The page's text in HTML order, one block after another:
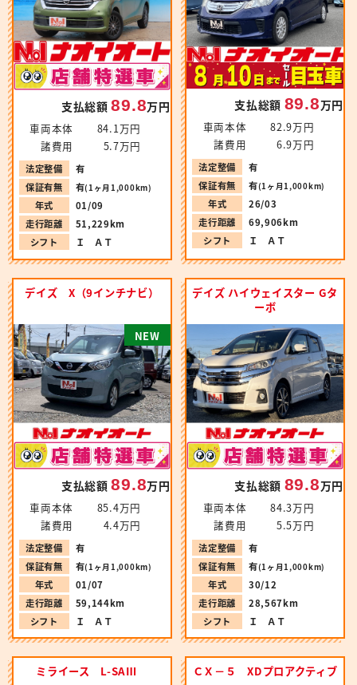
支払総額89.8万円
車両本体
84.1万円
諸費用
5.7万円
法定整備
有
保証有無
有(1ヶ月1,000km)
年式
01/09
走行距離
51,229km
シフト
Ｉ ＡＴ
支払総額 89.8万円
車両本体
82.9万円
諸費用
6.9万円
法定整備
有
保証有無
有(1ヶ月1,000km)
年式
26/03
走行距離
69,906km
シフト
Ｉ ＡＴ
デイズ X（9インチナビ）
NE W
支払総額89.8万円
車両本体
85.4万円
諸費用
4.4万円
法定整備
有
保証有無
有(1ヶ月1,000km)
年式
01/07
走行距離
59,144km
シフト
Ｉ ＡＴ
デイズ ハイウェイスター Gタ
ーボ
支払総額 89.8万円
車両本体
84.3万円
諸費用
5.5万円
法定整備
有
保証有無
有(1ヶ月1,000km)
年式
30/12
走行距離
28,567km
シフト
Ｉ ＡＴ
ミライース L-SAⅢ ＣＸ－５ XDプロアクティブ